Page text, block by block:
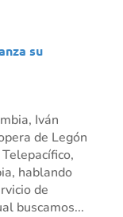
su
Iván
de Legón
hablando
de
buscamos...